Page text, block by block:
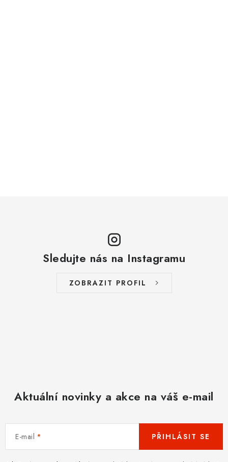
Sledujte nás na Instagramu
ZOBRAZIT PROFIL
Aktuální novinky a akce na váš e-mail
E-mail PŘIHLÁSIT SE